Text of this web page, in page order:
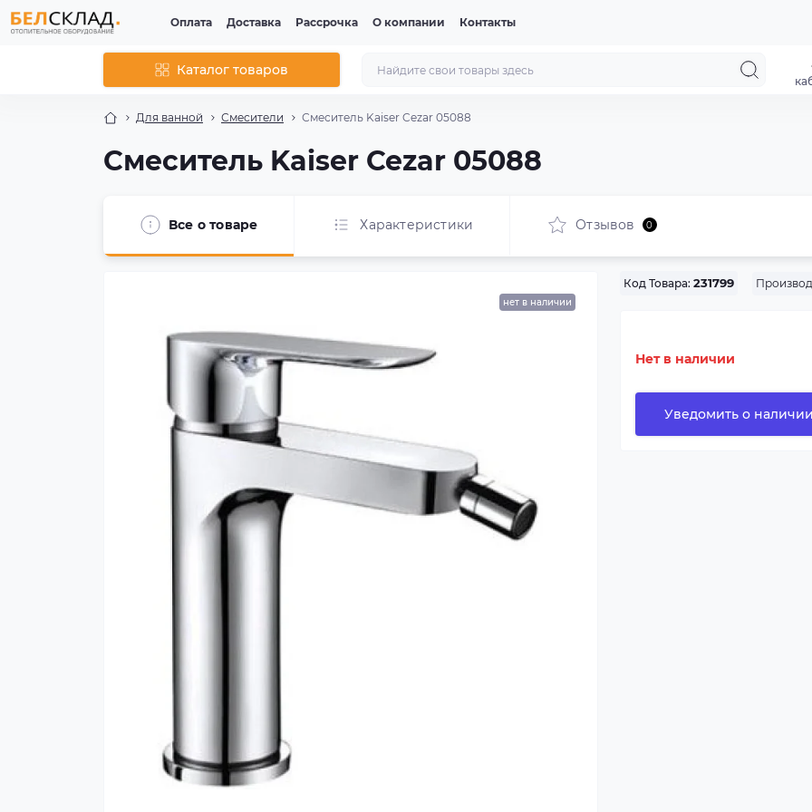
Оплата Доставка Рассрочка О компании Контакты
Каталог товаров
Для ванной Смесители Смеситель Kaiser Cezar 05088
Смеситель Kaiser Cezar 05088
Все о товаре Характеристики Отзывов 0
нет в наличии
Код Товара: 231799
Нет в наличии
Уведомить о